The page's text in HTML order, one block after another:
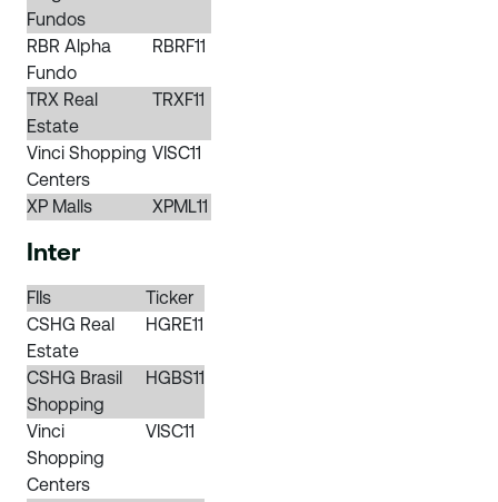
Fundos
RBR Alpha
Fundo
RBRF11
TRX Real
Estate
TRXF11
Vinci Shopping
Centers
VISC11
XP Malls XPML11
Inter
FIIs
Ticker
CSHG Real
Estate
HGRE11
CSHG Brasil
Shopping
HGBS11
Vinci
Shopping
Centers
VISC11